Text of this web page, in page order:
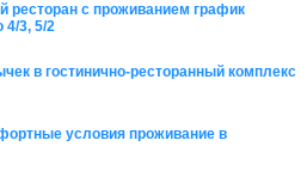
ресторан с проживанием график
4/3, 5/2
в гостинично-ресторанный комплекс
условия проживание в